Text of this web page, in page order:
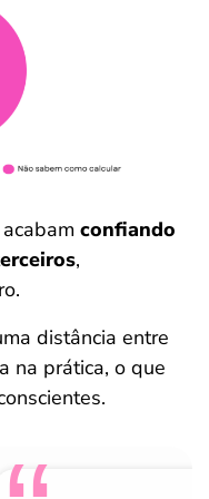
confiando
,
distância entre
na prática, o que